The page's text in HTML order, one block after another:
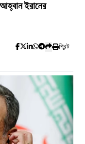
ইরানের
প্রিন্ট